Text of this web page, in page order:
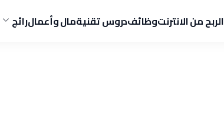
الربح من الانترنتوظائفدروس تقنيةمال وأعمالرائج